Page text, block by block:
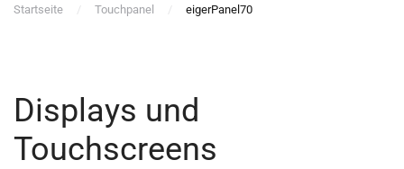
Startseite Touchpanel eigerPanel70
Displays und
Touchscreens